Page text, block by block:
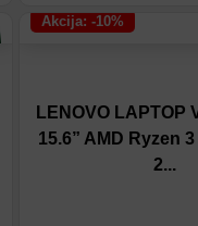
Akcija: -10%
LENOVO LAPTOP
15.6” AMD Ryzen
2...